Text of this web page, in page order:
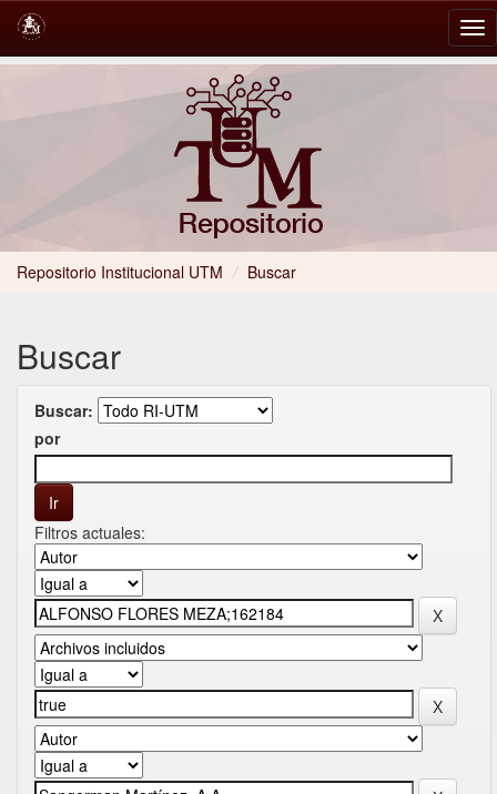
Repositorio Institucional UTM / Buscar
Buscar
Buscar:
por
Filtros actuales: